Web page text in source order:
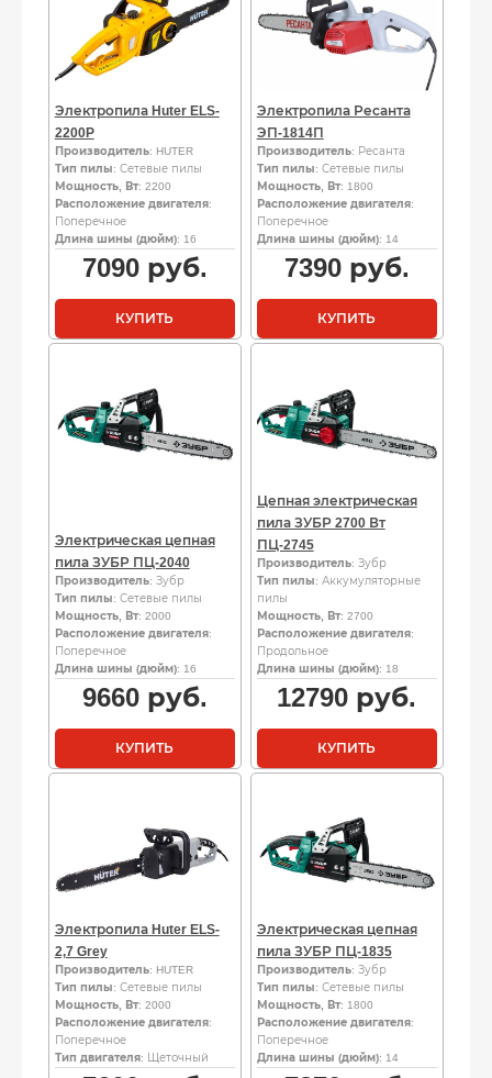
Электропила Huter ELS-
2200P
Производитель: HUTER
Тип пилы: Сетевые пилы
Мощность, Вт: 2200
Расположение двигателя:
Поперечное
Длина шины (дюйм): 16
7090руб.
КУПИТЬ
Электропила Ресанта
ЭП-1814П
Производитель: Ресанта
Тип пилы: Сетевые пилы
Мощность, Вт: 1800
Расположение двигателя:
Поперечное
Длина шины (дюйм): 14
7390руб.
КУПИТЬ
Электрическая цепная
пила ЗУБР ПЦ-2040
Производитель: Зубр
Тип пилы: Сетевые пилы
Мощность, Вт: 2000
Расположение двигателя:
Поперечное
Длина шины (дюйм): 16
9660руб.
КУПИТЬ
Цепная электрическая
пила ЗУБР 2700 Вт
ПЦ-2745
Производитель: Зубр
Тип пилы: Аккумуляторные
пилы
Мощность, Вт: 2700
Расположение двигателя:
Продольное
Длина шины (дюйм): 18
12790 руб.
КУПИТЬ
Электропила Huter ELS-
2,7 Grey
Производитель: HUTER
Тип пилы: Сетевые пилы
Мощность, Вт: 2000
Расположение двигателя:
Поперечное
Тип двигателя: Щеточный
Электрическая цепная
пила ЗУБР ПЦ-1835
Производитель: Зубр
Тип пилы: Сетевые пилы
Мощность, Вт: 1800
Расположение двигателя:
Поперечное
Длина шины (дюйм): 14